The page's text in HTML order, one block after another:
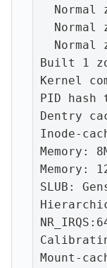
Normal
Normal
Normal
Built 1
Kernel
PID
Dentry
Inode-
Memory:
Memory:
SLUB:
Mount-